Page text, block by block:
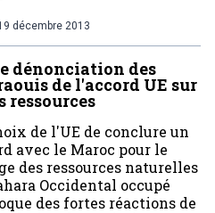
décembre 2013
dénonciation des
de l'accord UE sur
ressources
de l'UE de conclure un
avec le Maroc pour le
des ressources naturelles
Occidental occupé
des fortes réactions de